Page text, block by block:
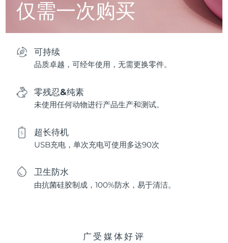
仅需一次购买
可持续
品质卓越，可经年使用，无需更换零件。
零残忍&纯素
未使用任何动物进行产品生产和测试。
超长待机
USB充电，单次充电可使用多达90次
卫生防水
由抗菌硅胶制成，100%防水，易于清洁。
广受媒体好评